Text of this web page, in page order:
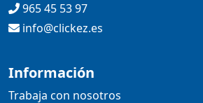
965 45 53 97
info@clickez.es
Información
Trabaja con nosotros